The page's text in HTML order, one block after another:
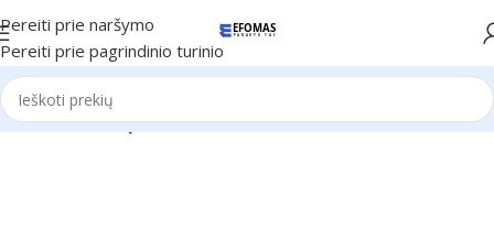
Pereiti prie naršymo
Pereiti prie pagrindinio turinio
Pradžia Ronix Įrankiai